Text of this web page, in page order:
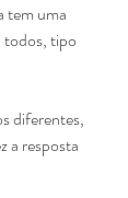
tem uma
todos, tipo
diferentes,
a resposta